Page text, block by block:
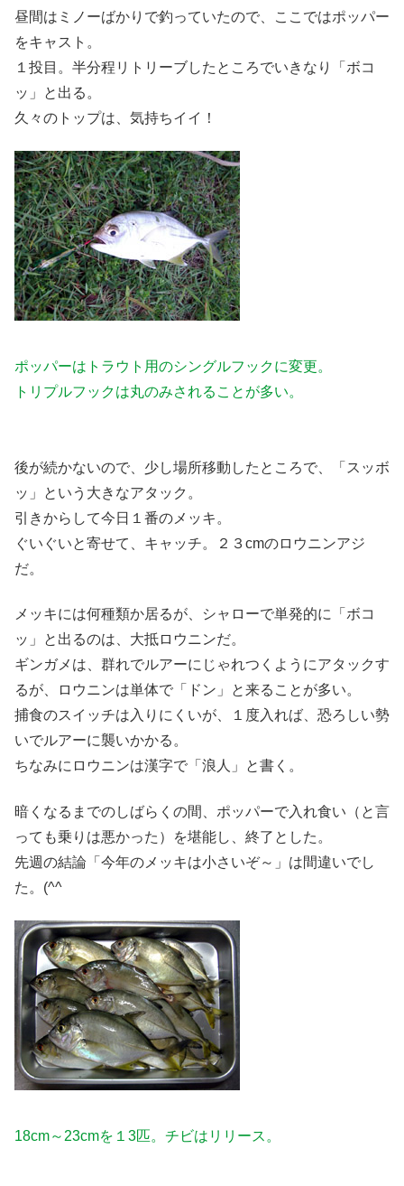
昼間はミノーばかりで釣っていたので、ここではポッパー
をキャスト。
１投目。半分程リトリーブしたところでいきなり「ボコ
ッ」と出る。
久々のトップは、気持ちイイ！
ポッパーはトラウト用のシングルフックに変更。
トリプルフックは丸のみされることが多い。
後が続かないので、少し場所移動したところで、「スッボ
ッ」という大きなアタック。
引きからして今日１番のメッキ。
ぐいぐいと寄せて、キャッチ。２３cmのロウニンアジ
だ。
メッキには何種類か居るが、シャローで単発的に「ボコ
ッ」と出るのは、大抵ロウニンだ。
ギンガメは、群れでルアーにじゃれつくようにアタックす
るが、ロウニンは単体で「ドン」と来ることが多い。
捕食のスイッチは入りにくいが、１度入れば、恐ろしい勢
いでルアーに襲いかかる。
ちなみにロウニンは漢字で「浪人」と書く。
暗くなるまでのしばらくの間、ポッパーで入れ食い（と言
っても乗りは悪かった）を堪能し、終了とした。
先週の結論「今年のメッキは小さいぞ～」は間違いでし
た。(^^ゞ
18cm～23cmを１3匹。チビはリリース。